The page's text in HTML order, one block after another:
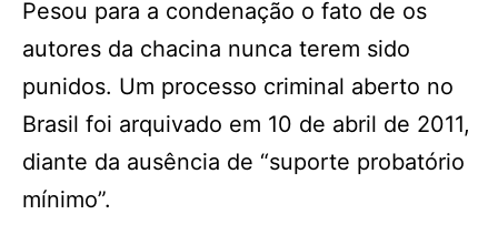
Pesou para a condenação o fato de os
autores da chacina nunca terem sido
punidos. Um processo criminal aberto no
Brasil foi arquivado em 10 de abril de 2011,
diante da ausência de “suporte probatório
mínimo”.